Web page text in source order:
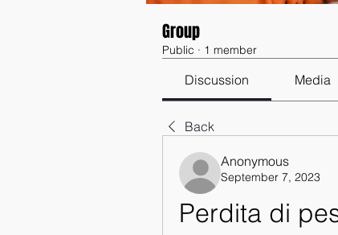
Group
Public · 1 member
Discussion Media
Back
Anonymous
September 7, 2023
Perdita di